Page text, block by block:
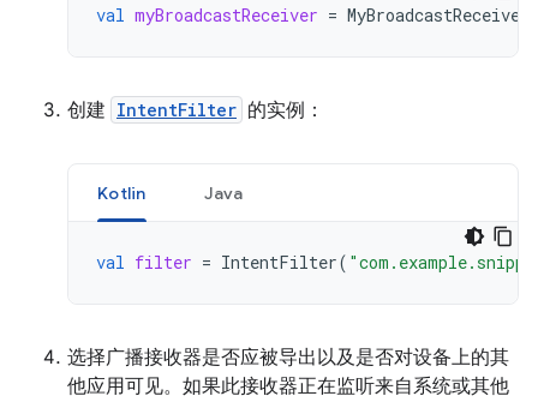
val myBroadcastReceiver = MyBroadcastReceiver
创建 IntentFilter 的实例：
Kotlin Java
val filter = IntentFilter(
选择广播接收器是否应被导出以及是否对设备上的其
他应用可见。如果此接收器正在监听来自系统或其他